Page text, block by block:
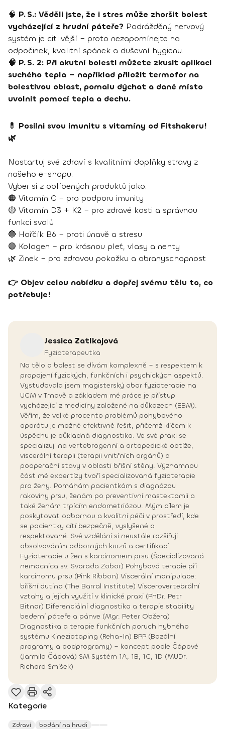
🧠 P. S.: Věděli jste, že i stres může zhoršit bolest
vycházející z hrudní páteře? Podrážděný nervový
systém je citlivější – proto nezapomínejte na
odpočinek, kvalitní spánek a duševní hygienu.
🧠 P. S. 2: Při akutní bolesti můžete zkusit aplikaci
suchého tepla – například přiložit termofor na
bolestivou oblast, pomalu dýchat a dané místo
uvolnit pomocí tepla a dechu.
💊 Posilni svou imunitu s vitamíny od Fitshakeru!
🌿
Nastartuj své zdraví s kvalitními doplňky stravy z
našeho e-shopu.
Vyber si z oblíbených produktů jako:
🟠 Vitamín C – pro podporu imunity
🟡 Vitamín D3 + K2 – pro zdravé kosti a správnou
funkci svalů
🔵 Hořčík B6 – proti únavě a stresu
🟣 Kolagen – pro krásnou pleť, vlasy a nehty
🌿 Zinek – pro zdravou pokožku a obranyschopnost
👉 Objev celou nabídku a dopřej svému tělu to, co
potřebuje!
Jessica Zatlkajová
Fyzioterapeutka
Na tělo a bolest se dívám komplexně – s respektem k
propojení fyzických, funkčních i psychických aspektů.
Vystudovala jsem magisterský obor fyzioterapie na
UCM v Trnavě a základem mé práce je přístup
vycházející z medicíny založené na důkazech (EBM).
Věřím, že velké procento problémů pohybového
aparátu je možné efektivně řešit, přičemž klíčem k
úspěchu je důkladná diagnostika. Ve své praxi se
specializuji na vertebrogenní a ortopedické obtíže,
viscerální terapii (terapii vnitřních orgánů) a
pooperační stavy v oblasti břišní stěny. Významnou
část mé expertízy tvoří specializovaná fyzioterapie
pro ženy. Pomáhám pacientkám s diagnózou
rakoviny prsu, ženám po preventivní mastektomii a
také ženám trpícím endometriózou. Mým cílem je
poskytovat odbornou a kvalitní péči v prostředí, kde
se pacientky cítí bezpečně, vyslyšené a
respektované. Své vzdělání si neustále rozšiřuji
absolvováním odborných kurzů a certifikací:
Fyzioterapie u žen s karcinomem prsu (Špecializovaná
nemocnica sv. Svorada Zobor) Pohybová terapie při
karcinomu prsu (Pink Ribbon) Viscerální manipulace:
břišní dutina (The Barral Institute) Viscerovertebrální
vztahy a jejich využití v klinické praxi (PhDr. Petr
Bitnar) Diferenciální diagnostika a terapie stability
bederní páteře a pánve (Mgr. Peter Obžera)
Diagnostika a terapie funkčních poruch hybného
systému Kineziotaping (Reha-In) BPP (Bazální
programy a podprogramy) – koncept podle Čápové
(Jarmila Čápová) SM Systém 1A, 1B, 1C, 1D (MUDr.
Richard Smíšek)
Kategorie
Zdraví bodání na hrudi